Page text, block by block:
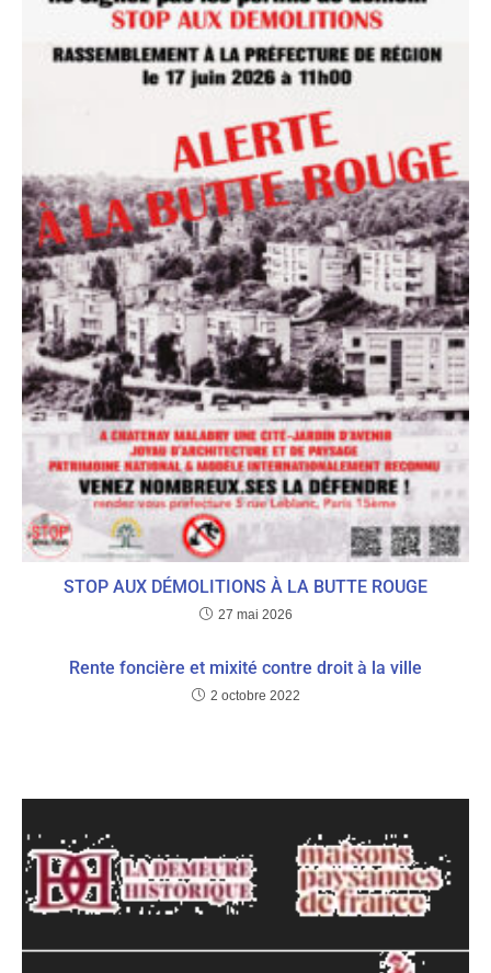
STOP AUX DÉMOLITIONS À LA BUTTE ROUGE
27 mai 2026
Rente foncière et mixité contre droit à la ville
2 octobre 2022